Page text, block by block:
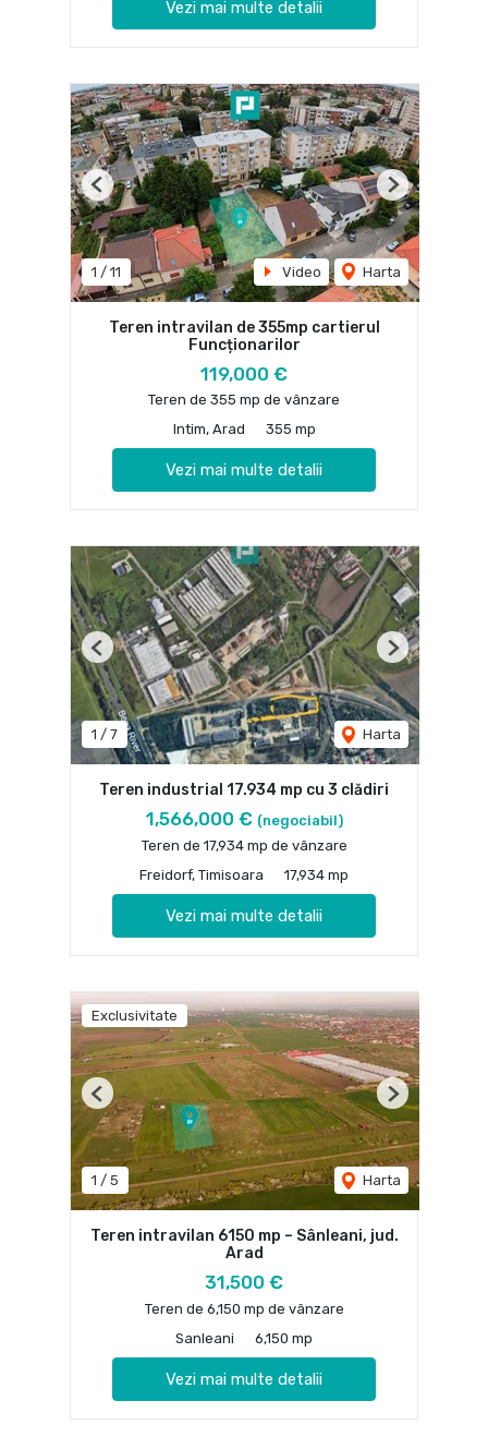
Vezi mai multe detalii
1 / 11 Video Harta
Previous Next
Teren intravilan de 355mp cartierul
Funcționarilor
119,000 €
Teren de 355 mp de vânzare
Intim, Arad
355 mp
Vezi mai multe detalii
1 / 7 Harta
Previous Next
Teren industrial 17.934 mp cu 3 clădiri
1,566,000 € (negociabil)
Teren de 17,934 mp de vânzare
Freidorf, Timisoara
17,934 mp
Vezi mai multe detalii
Exclusivitate
1 / 5 Harta
Previous Next
Teren intravilan 6150 mp – Sânleani, jud.
Arad
31,500 €
Teren de 6,150 mp de vânzare
Sanleani
6,150 mp
Vezi mai multe detalii